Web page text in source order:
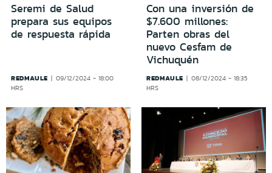
Seremi de Salud
prepara sus equipos
de respuesta rápida
REDMAULE
09/12/2024 - 18:00
HRS
Con una inversión de
$7.600 millones:
Parten obras del
nuevo Cesfam de
Vichuquén
REDMAULE
08/12/2024 - 18:35
HRS